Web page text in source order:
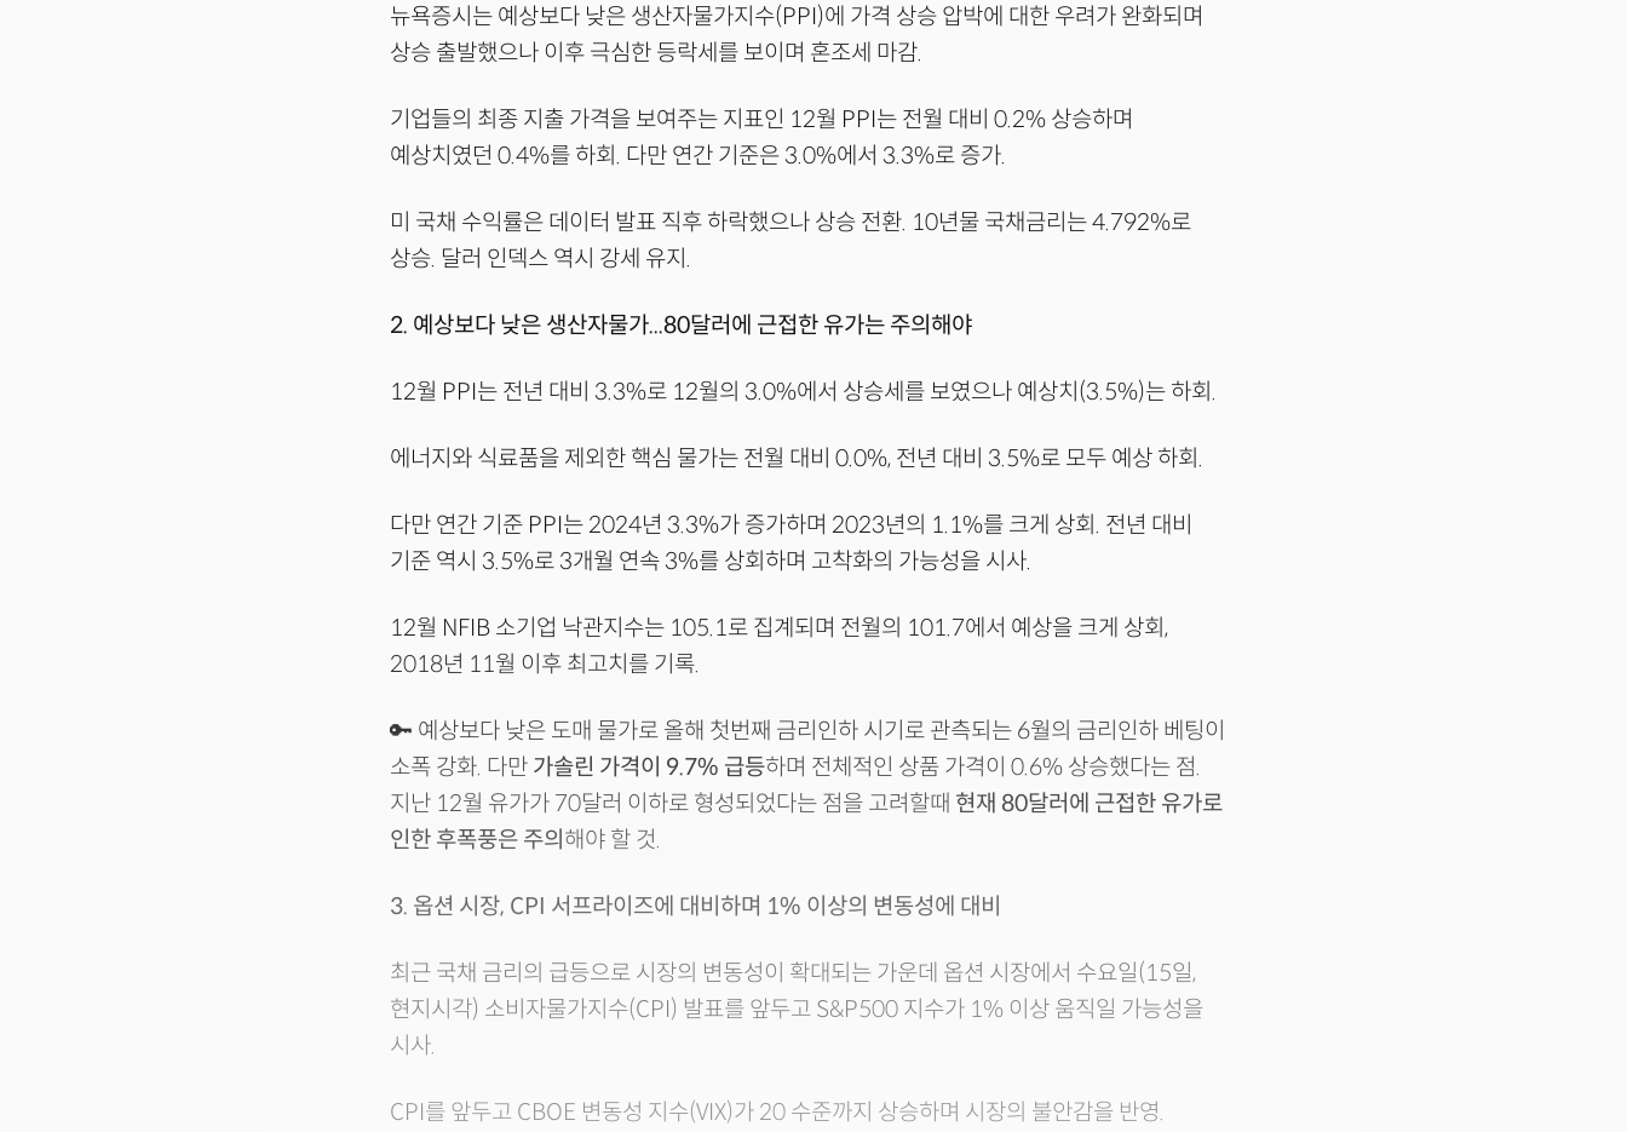
뉴욕증시는 예상보다 낮은 생산자물가지수(PPI)에 가격 상승 압박에 대한 우려가 완화되며
상승 출발했으나 이후 극심한 등락세를 보이며 혼조세 마감.
기업들의 최종 지출 가격을 보여주는 지표인 12월 PPI는 전월 대비 0.2% 상승하며
예상치였던 0.4%를 하회. 다만 연간 기준은 3.0%에서 3.3%로 증가.
미 국채 수익률은 데이터 발표 직후 하락했으나 상승 전환. 10년물 국채금리는 4.792%로
상승. 달러 인덱스 역시 강세 유지.
2. 예상보다 낮은 생산자물가...80달러에 근접한 유가는 주의해야
12월 PPI는 전년 대비 3.3%로 12월의 3.0%에서 상승세를 보였으나 예상치(3.5%)는 하회.
에너지와 식료품을 제외한 핵심 물가는 전월 대비 0.0%, 전년 대비 3.5%로 모두 예상 하회.
다만 연간 기준 PPI는 2024년 3.3%가 증가하며 2023년의 1.1%를 크게 상회. 전년 대비
기준 역시 3.5%로 3개월 연속 3%를 상회하며 고착화의 가능성을 시사.
12월 NFIB 소기업 낙관지수는 105.1로 집계되며 전월의 101.7에서 예상을 크게 상회,
2018년 11월 이후 최고치를 기록.
🔑 예상보다 낮은 도매 물가로 올해 첫번째 금리인하 시기로 관측되는 6월의 금리인하 베팅이
소폭 강화. 다만 가솔린 가격이 9.7% 급등하며 전체적인 상품 가격이 0.6% 상승했다는 점.
지난 12월 유가가 70달러 이하로 형성되었다는 점을 고려할때 현재 80달러에 근접한 유가로
인한 후폭풍은 주의 해야 할 것.
3. 옵션 시장, CPI 서프라이즈에 대비하며 1% 이상의 변동성에 대비
최근 국채 금리의 급등으로 시장의 변동성이 확대되는 가운데 옵션 시장에서 수요일(15일,
현지시각) 소비자물가지수(CPI) 발표를 앞두고 S&P500 지수가 1% 이상 움직일 가능성을
시사.
CPI를 앞두고 CBOE 변동성 지수(VIX)가 20 수준까지 상승하며 시장의 불안감을 반영.